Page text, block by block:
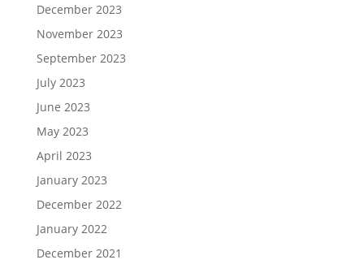
December 2023
November 2023
September 2023
July 2023
June 2023
May 2023
April 2023
January 2023
December 2022
January 2022
December 2021